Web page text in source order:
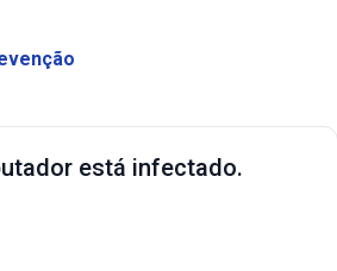
está infectado.